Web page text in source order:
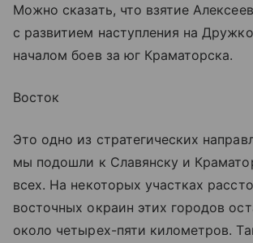
Можно сказать, что взятие
с развитием наступления на
началом боев за юг Краматорска.
Восток
Это одно из стратегических
мы подошли к Славянску и
всех. На некоторых участках
восточных окраин этих городов
около четырех-пяти километров.